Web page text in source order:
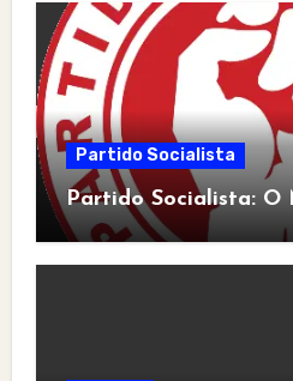
Partido Socialista
Partido Socialista: O